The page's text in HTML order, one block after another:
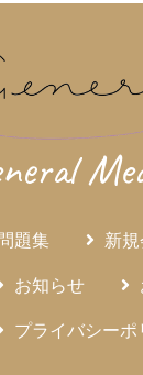
問題集 新
お知らせ
プライバシーポ